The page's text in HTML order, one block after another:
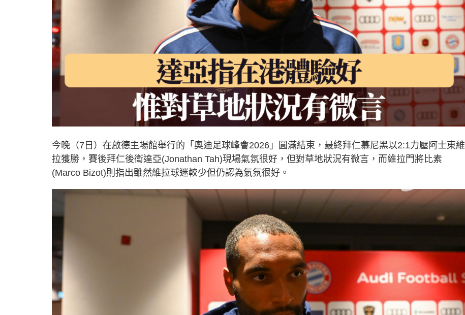
今晚（7日）在啟德主場館舉行的「奧迪足球峰會2026」圓滿結束，最終拜仁慕尼黑以2:1力壓阿士東維
拉獲勝，賽後拜仁後衛達亞(Jonathan Tah)現場氣氛很好，但對草地狀況有微言，而維拉門將比素
(Marco Bizot)則指出雖然維拉球迷較少但仍認為氣氛很好。